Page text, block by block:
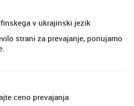
v ukrajinski jezik
strani za prevajanje, ponujamo
ceno prevajanja